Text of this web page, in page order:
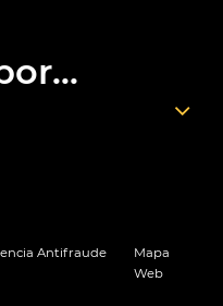
Antifraude
Mapa
Web